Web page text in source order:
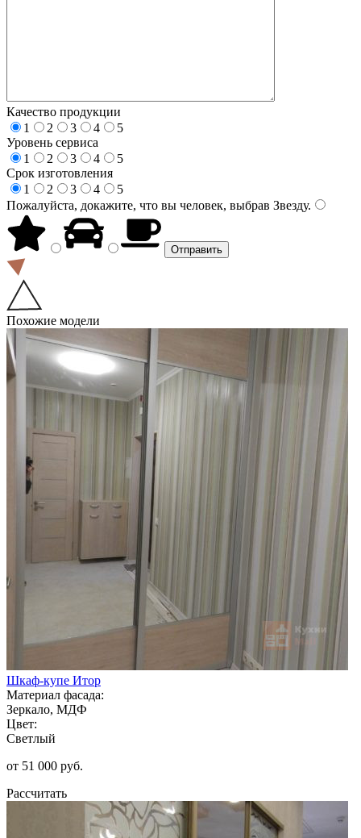
Качество продукции
1
2 3 4
5
Уровень сервиса
1
2 3 4
5
Срок изготовления
1
2 3 4
5
Пожалуйста, докажите, что вы человек, выбрав Звезду.
Похожие модели
Шкаф-купе Итор
Материал фасада:
Зеркало, МДФ
Цвет:
Светлый
от 51 000 руб.
Рассчитать